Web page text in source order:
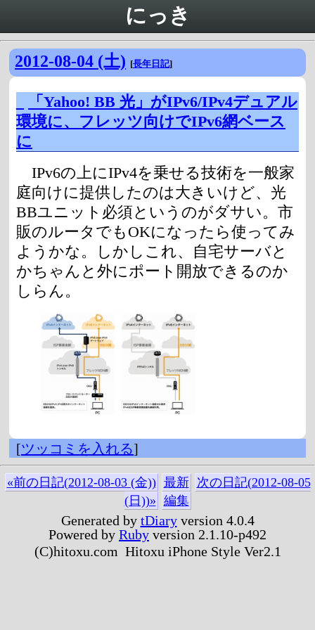
にっき
2012-08-04 (土) [長年日記]
「Yahoo! BB 光」がIPv6/IPv4デュアル
環境に、フレッツ向けでIPv6網ベース
に
IPv6の上にIPv4を乗せる技術を一般家
庭向けに提供したのは大きいけど、光
BBユニット必須というのがダサい。市
販のルータでもOKになったら使ってみ
ようかな。しかしこれ、自宅サーバと
かちゃんと外にポート開放できるのか
しらん。
[ツッコミを入れる]
«前の日記(2012-08-03 (金)) 最新
次の日記(2012-08-05
(日))» 編集
Generated by tDiaryversion 4.0.4
Powered by Ruby version 2.1.10-p492